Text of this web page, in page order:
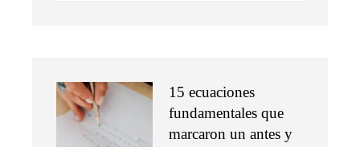
15 ecuaciones
fundamentales que
marcaron un antes y